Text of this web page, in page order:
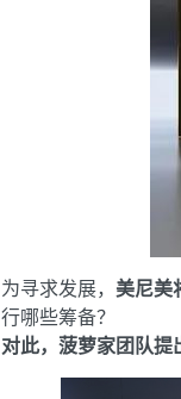
为寻求发展， 美尼美
行哪些筹备？
对此，菠萝家团队提